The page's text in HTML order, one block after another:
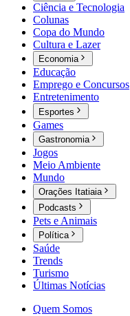
Ciência e Tecnologia
Colunas
Copa do Mundo
Cultura e Lazer
Economia
Educação
Emprego e Concursos
Entretenimento
Esportes
Games
Gastronomia
Jogos
Meio Ambiente
Mundo
Orações Itatiaia
Podcasts
Pets e Animais
Política
Saúde
Trends
Turismo
Últimas Notícias
Quem Somos